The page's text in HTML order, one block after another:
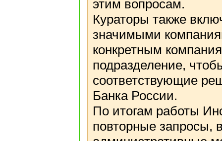
этим вопросам.
Кураторы также
значимыми
конкретным
подразделение,
соответствующие
Банка России.
По итогам работы
повторные запросы,